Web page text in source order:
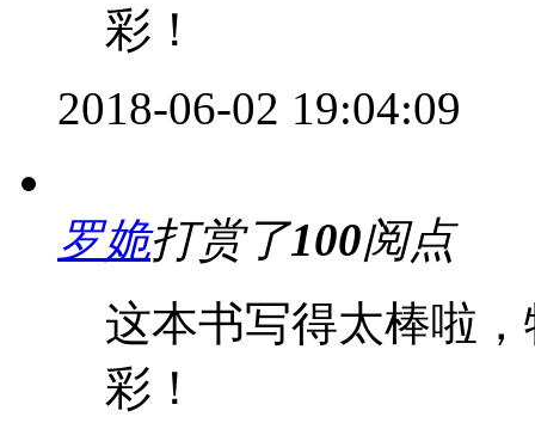
彩！
2018-06-02 19:04:09
罗姽打赏了100阅点
这本书写得太棒啦
彩！